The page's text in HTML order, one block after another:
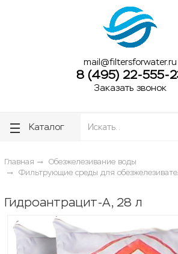
mail@filtersforwater.ru
8 (495) 22-555-
Заказать звонок
Каталог
Главная
Обезжелезивание воды
Фильтрующие среды для
Гидроантрацит-А, 28 л